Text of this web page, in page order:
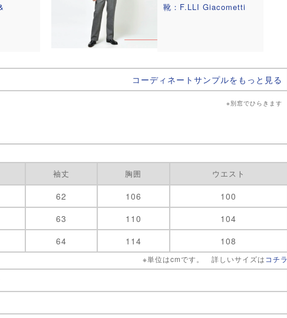
靴：F.LLI Giacometti
コーディネートサンプルをもっと見る
※別窓でひらきます
袖丈 胸囲 ウエスト
62 106
100
63 110
104
64 114 108
※単位はcmです。 詳しいサイズは コチラ